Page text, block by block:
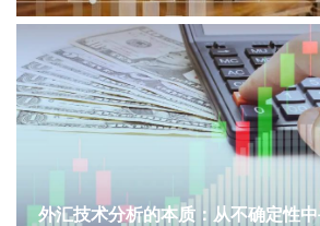
外汇技术分析的本质：从不确定性